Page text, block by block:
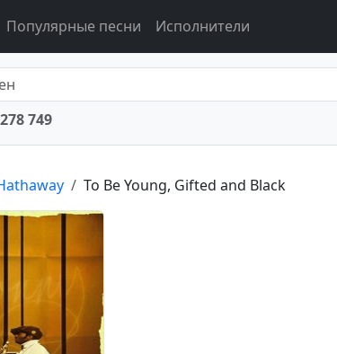
Популярные песни Исполнители
749
To Be Young, Gifted and Black